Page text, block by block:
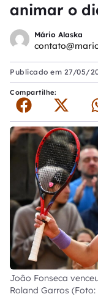
animar o
Mário Alaska
Publicado em 27/05/
Compartilhe:
João Fonseca
Roland Garros